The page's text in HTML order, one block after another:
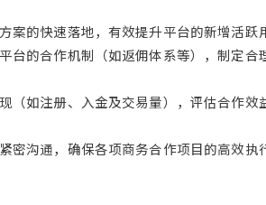
案的快速落地，有效提升平台的新增活跃
台的合作机制（如返佣体系等），制定合
（如注册、入金及交易量），评估合作效
密沟通，确保各项商务合作项目的高效执